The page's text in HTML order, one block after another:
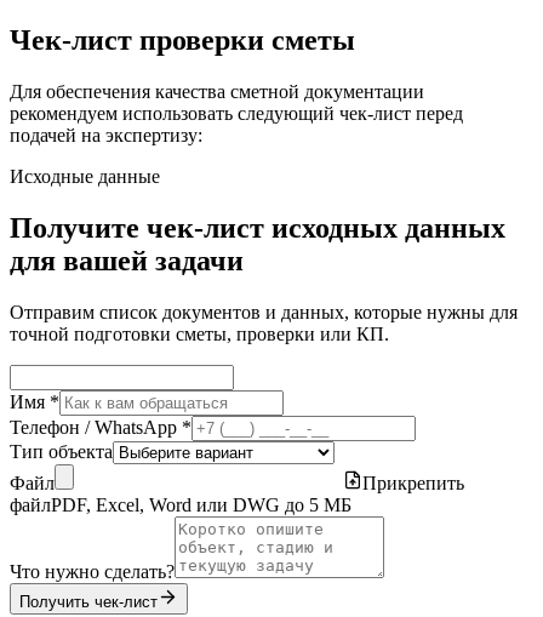
Чек-лист проверки сметы
Для обеспечения качества сметной документации
рекомендуем использовать следующий чек-лист перед
подачей на экспертизу:
Исходные данные
Получите чек-лист исходных данных
для вашей задачи
Отправим список документов и данных, которые нужны для
точной подготовки сметы, проверки или КП.
Имя *
Телефон / WhatsApp *
Тип объекта
Файл
Прикрепить
файлPDF, Excel, Word или DWG до 5 МБ
Что нужно сделать?
Получить чек-лист